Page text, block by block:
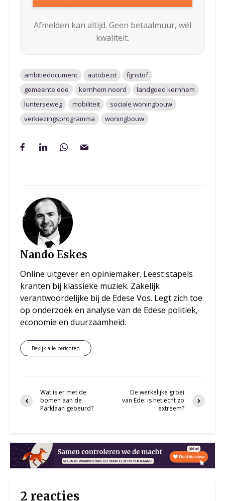
Afmelden kan altijd. Geen betaalmuur, wél
kwaliteit.
ambitiedocument autobezit
fijnstof
gemeente ede
kernhem noord
landgoed kernhem
lunterseweg
mobiliteit
sociale woningbouw
verkiezingsprogramma
woningbouw
Nando Eskes
Online uitgever en opiniemaker. Leest stapels
kranten bij klassieke muziek. Zakelijk
verantwoordelijke bij de Edese Vos. Legt zich toe
op onderzoek en analyse van de Edese politiek,
economie en duurzaamheid.
Bekijk alle berichten
Wat is er met de
bomen aan de
Parklaan gebeurd?
De werkelijke groei
van Ede: is het echt zo
extreem?
2 reacties